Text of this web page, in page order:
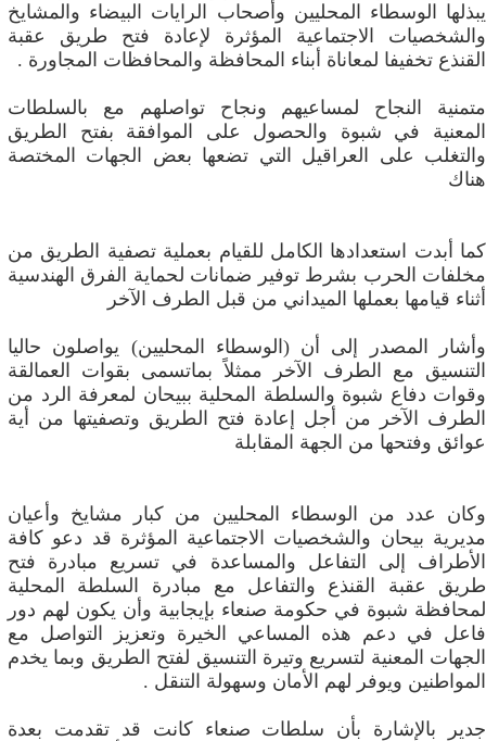
يبذلها الوسطاء المحليين وأصحاب الرايات البيضاء والمشايخ
والشخصيات الاجتماعية المؤثرة لإعادة فتح طريق عقبة
القنذع تخفيفا لمعاناة أبناء المحافظة والمحافظات المجاورة .
متمنية النجاح لمساعيهم ونجاح تواصلهم مع بالسلطات
المعنية في شبوة والحصول على الموافقة بفتح الطريق
والتغلب على العراقيل التي تضعها بعض الجهات المختصة
هناك
كما أبدت استعدادها الكامل للقيام بعملية تصفية الطريق من
مخلفات الحرب بشرط توفير ضمانات لحماية الفرق الهندسية
أثناء قيامها بعملها الميداني من قبل الطرف الآخر
وأشار المصدر إلى أن (الوسطاء المحليين) يواصلون حاليا
التنسيق مع الطرف الآخر ممثلاً بماتسمى بقوات العمالقة
وقوات دفاع شبوة والسلطة المحلية ببيحان لمعرفة الرد من
الطرف الآخر من أجل إعادة فتح الطريق وتصفيتها من أية
عوائق وفتحها من الجهة المقابلة
وكان عدد من الوسطاء المحليين من كبار مشايخ وأعيان
مديرية بيحان والشخصيات الاجتماعية المؤثرة قد دعو كافة
الأطراف إلى التفاعل والمساعدة في تسريع مبادرة فتح
طريق عقبة القنذع والتفاعل مع مبادرة السلطة المحلية
لمحافظة شبوة في حكومة صنعاء بإيجابية وأن يكون لهم دور
فاعل في دعم هذه المساعي الخيرة وتعزيز التواصل مع
الجهات المعنية لتسريع وتيرة التنسيق لفتح الطريق وبما يخدم
المواطنين ويوفر لهم الأمان وسهولة التنقل .
جدير بالإشارة بأن سلطات صنعاء كانت قد تقدمت بعدة